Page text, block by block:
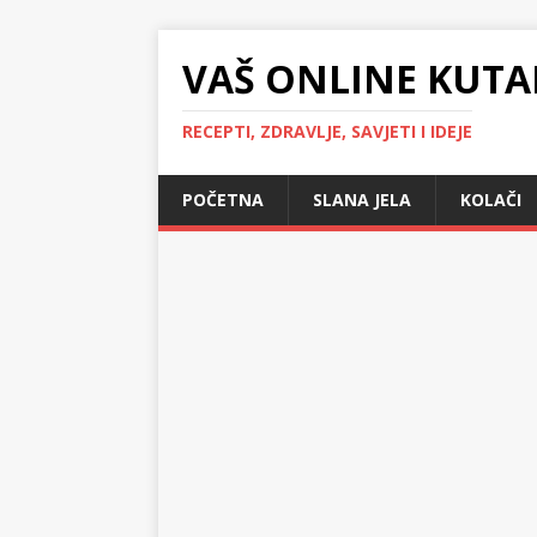
VAŠ ONLINE
RECEPTI, ZDRAVLJE, SAVJETI I IDEJE
POČETNA SLANA JELA KOLAČI